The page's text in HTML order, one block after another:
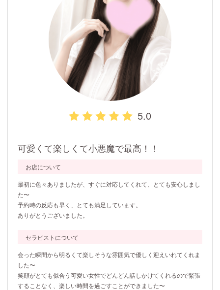
5.0
可愛くて楽しくて小悪魔で最高！！
お店について
最初に色々ありましたが、すぐに対応してくれて、とても安心しまし
た〜
予約時の反応も早く、とても満足しています。
ありがとうございました。
セラピストについて
会った瞬間から明るくて楽しそうな雰囲気で優しく迎えいれてくれま
した〜
笑顔がとても似合う可愛い女性でどんどん話しかけてくれるので緊張
することなく、楽しい時間を過ごすことができました〜